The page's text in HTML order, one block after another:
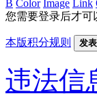
B Color Image Link
您需要登录后才可
本版积分规则 发
违法信